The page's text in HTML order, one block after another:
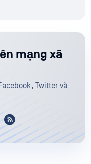
mạng xã
Twitter và